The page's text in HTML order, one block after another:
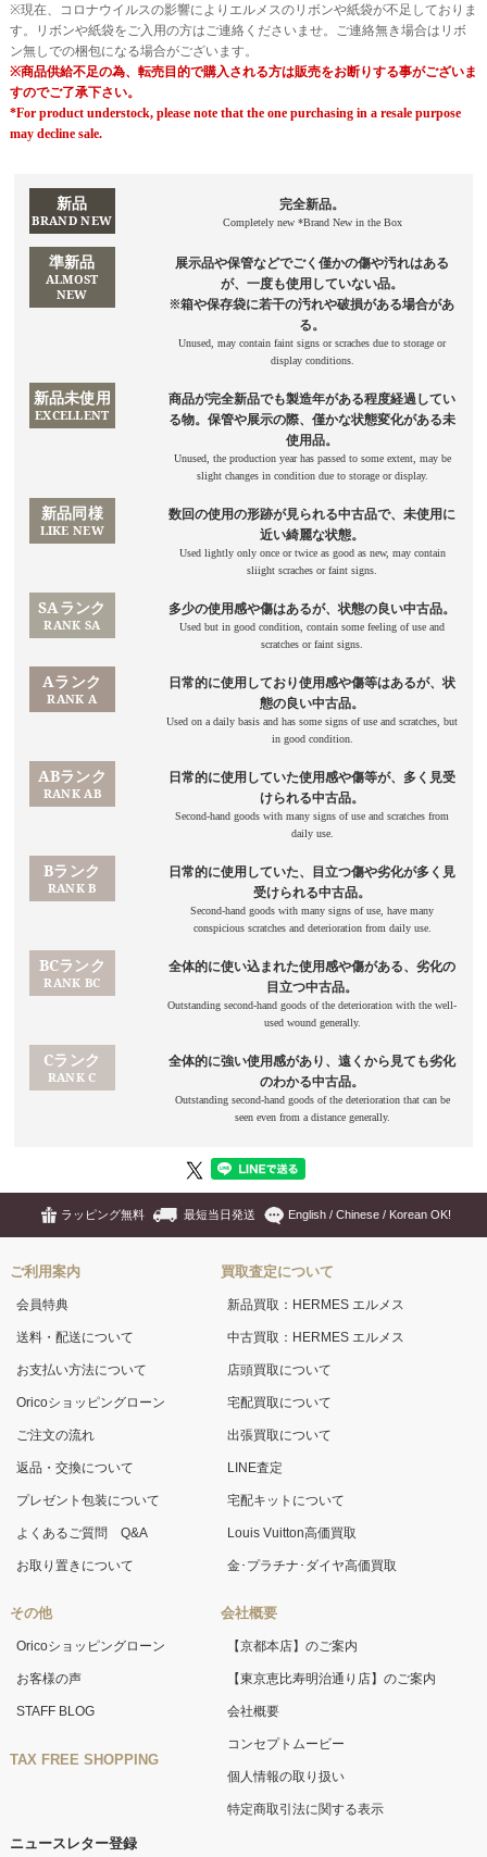
ラッピング無料 最短当日発送 English / Chinese / Korean OK!
ご利用案内
会員特典
送料・配送について
お支払い方法について
Oricoショッピングローン
ご注文の流れ
返品・交換について
プレゼント包装について
よくあるご質問 Q&A
お取り置きについて
その他
Oricoショッピングローン
お客様の声
STAFF BLOG
TAX FREE SHOPPING
買取査定について
新品買取：HERMES エルメス
中古買取：HERMES エルメス
店頭買取について
宅配買取について
出張買取について
LINE査定
宅配キットについて
Louis Vuitton高価買取
金･プラチナ･ダイヤ高価買取
会社概要
【京都本店】のご案内
【東京恵比寿明治通り店】のご案内
会社概要
コンセプトムービー
個人情報の取り扱い
特定商取引法に関する表示
ニュースレター登録